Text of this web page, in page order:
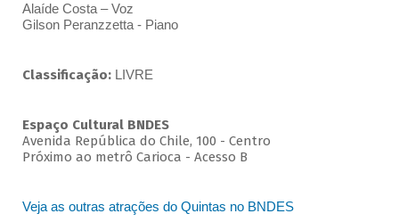
Alaíde Costa – Voz
Gilson Peranzzetta - Piano
Classificação: LIVRE
Espaço Cultural BNDES
Avenida República do Chile, 100 - Centro
Próximo ao metrô Carioca - Acesso B
Veja as outras atrações do Quintas no BNDES